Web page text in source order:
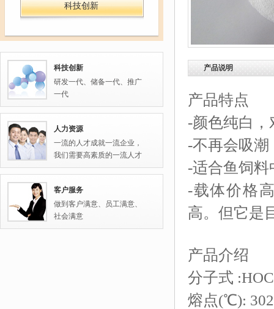
科技创新
科技创新
研发一代、储备一代、推广
一代
人力资源
一流的人才成就一流企业，
我们需要高素质的一流人才
客户服务
做到客户满意、员工满意、
社会满意
产品说明
产品特点
-颜色纯白
-不再会吸潮
-适合鱼饲料
-载体价格
高。但它是
产品介绍
分子式
熔点(℃):